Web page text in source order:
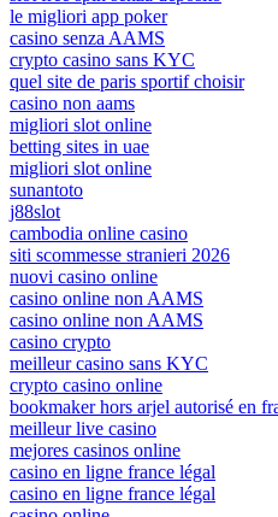
le migliori app poker
casino senza AAMS
crypto casino sans KYC
quel site de paris sportif choisir
casino non aams
migliori slot online
betting sites in uae
migliori slot online
sunantoto
j88slot
cambodia online casino
siti scommesse stranieri 2026
nuovi casino online
casino online non AAMS
casino online non AAMS
casino crypto
meilleur casino sans KYC
crypto casino online
bookmaker hors arjel autorisé en
meilleur live casino
mejores casinos online
casino en ligne france légal
casino en ligne france légal